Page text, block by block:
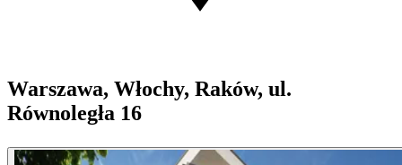
Warszawa, Włochy, Raków, ul.
Równoległa 16